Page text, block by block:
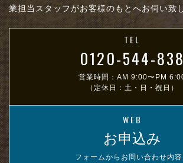
業担当スタッフがお客様のもとへお伺い致
TEL
0120-544-838
営業時間：AM 9:00〜PM
（定休日：土・日・祝日）
WEB
お申込み
フォームからお問い合わせ内容